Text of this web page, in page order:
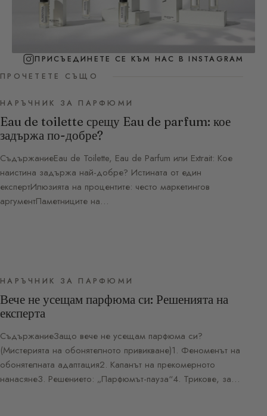
ПРИСЪЕДИНЕТЕ СЕ КЪМ НАС В INSTAGRAM
ПРОЧЕТЕТЕ СЪЩО
НАРЪЧНИК ЗА ПАРФЮМИ
Eau de toilette срещу Eau de parfum: кое
задържа по-добре?
СъдържаниеEau de Toilette, Eau de Parfum или Extrait: Кое
наистина задържа най-добре? Истината от един
експертИлюзията на процентите: често маркетингов
аргументПаметниците на…
НАРЪЧНИК ЗА ПАРФЮМИ
Вече не усещам парфюма си: Решенията на
експерта
СъдържаниеЗащо вече не усещам парфюма си?
(Мистерията на обонятелното привикване)1. Феноменът на
обонятелната адаптация2. Капанът на прекомерното
нанасяне3. Решението: „Парфюмът-пауза“4. Трикове, за…